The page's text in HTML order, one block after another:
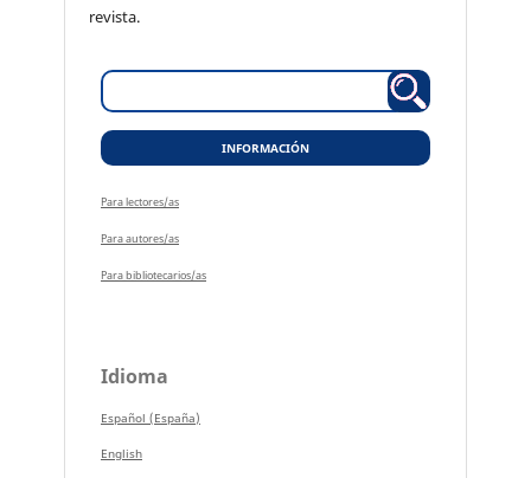
revista.
INFORMACIÓN
Para lectores/as
Para autores/as
Para bibliotecarios/as
Idioma
Español (España)
English